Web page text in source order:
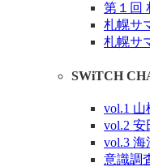
第１回
札幌サ
札幌サ
SWiTCH
vol.1
vol.2 安
vol.3
意識調